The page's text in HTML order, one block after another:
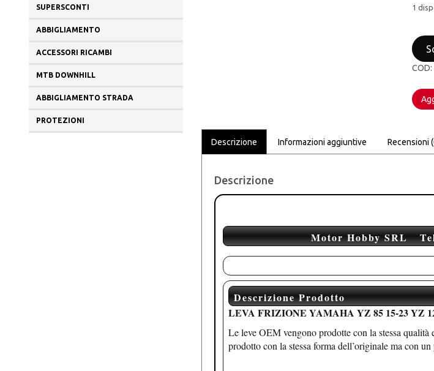
SUPERSCONTI
ABBIGLIAMENTO
ACCESSORI RICAMBI
MTB DOWNHILL
ABBIGLIAMENTO STRADA
PROTEZIONI
1
YZ
85
23
YZ
23
23
COD:
Descrizione Informazioni aggiuntive Recensioni
Descrizione
Motor Hobby SRL
Descrizione Prodotto
LEVA FRIZIONE YAMAHA YZ 85 15-23 YZ
Le leve OEM vengono prodotte con la stessa
prodotto con la stessa forma dell’originale ma con